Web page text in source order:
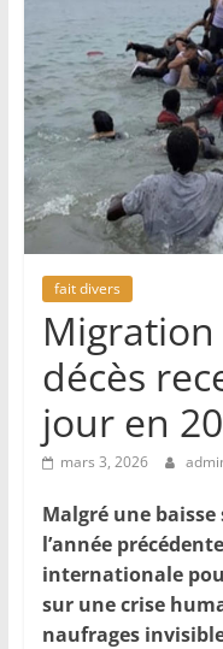
fait divers
Migration
décès
jour en
mars 3, 2026
Malgré une
l’année
internationale
sur une crise
naufrages